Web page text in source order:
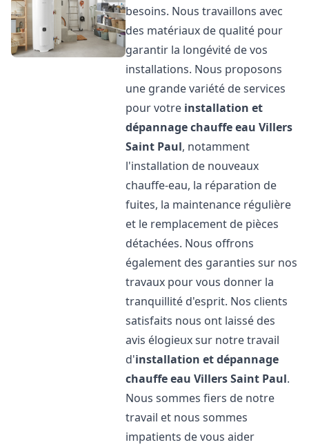
besoins. Nous travaillons avec
des matériaux de qualité pour
garantir la longévité de vos
installations. Nous proposons
une grande variété de services
pour votre installation et
dépannage chauffe eau Villers
Saint Paul, notamment
l'installation de nouveaux
chauffe-eau, la réparation de
fuites, la maintenance régulière
et le remplacement de pièces
détachées. Nous offrons
également des garanties sur nos
travaux pour vous donner la
tranquillité d'esprit. Nos clients
satisfaits nous ont laissé des
avis élogieux sur notre travail
d'installation et dépannage
chauffe eau Villers Saint Paul.
Nous sommes fiers de notre
travail et nous sommes
impatients de vous aider